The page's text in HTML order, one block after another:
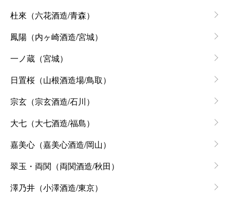
杜來（六花酒造/青森）
鳳陽（内ヶ崎酒造/宮城）
一ノ蔵（宮城）
日置桜（山根酒造場/鳥取）
宗玄（宗玄酒造/石川）
大七（大七酒造/福島）
嘉美心（嘉美心酒造/岡山）
翠玉・両関（両関酒造/秋田）
澤乃井（小澤酒造/東京）